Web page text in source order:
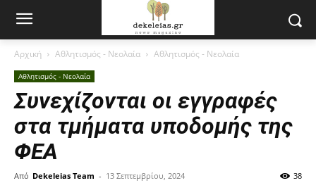
Αρχική Αθλητισμός - Νεολαία Αθλητισμός - Νεολαία
Αθλητισμός - Νεολαία
Συνεχίζονται οι εγγραφές
στα τμήματα υποδομής της
ΦΕΑ
Από Dekeleias Team - 13 Σεπτεμβρίου, 2024 38